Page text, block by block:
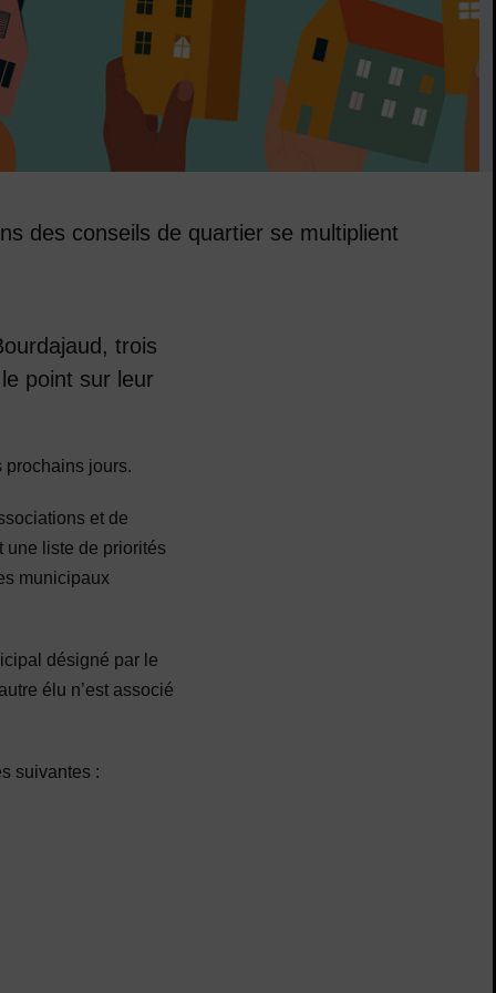
des conseils de quartier se multiplient
trois
point sur leur
prochains jours.
et de
une liste de priorités
municipaux
désigné par le
élu n’est associé
suivantes :